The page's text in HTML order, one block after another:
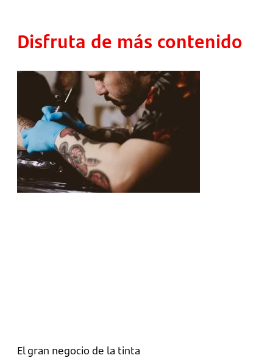
Disfruta de más contenido
El gran negocio de la tinta